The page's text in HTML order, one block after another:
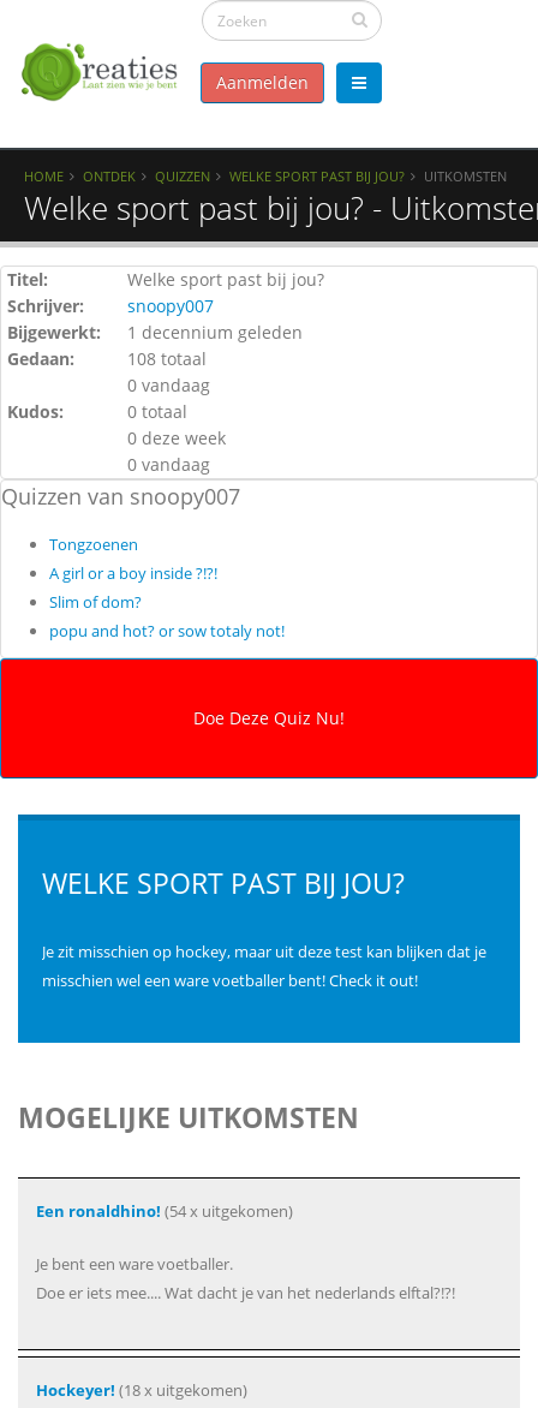
Aanmelden
HOME ONTDEK QUIZZEN WELKE SPORT PAST BIJ JOU? UITKOMSTEN
Welke sport past bij jou? -
Titel:
Welke sport past bij jou?
Schrijver:
snoopy007
Bijgewerkt:
1 decennium geleden
Gedaan:
108 totaal
0 vandaag
Kudos:
0 totaal
0 deze week
0 vandaag
Quizzen van snoopy007
Tongzoenen
A girl or a boy inside ?!?!
Slim of dom?
popu and hot? or sow totaly not!
WELKE SPORT PAST BIJ JOU?
Je zit misschien op hockey, maar uit deze test kan blijken dat je
misschien wel een ware voetballer bent! Check it out!
MOGELIJKE UITKOMSTEN
Een ronaldhino! (54 x uitgekomen)
Je bent een ware voetballer.
Doe er iets mee.... Wat dacht je van het nederlands elftal?!?!
Hockeyer! (18 x uitgekomen)